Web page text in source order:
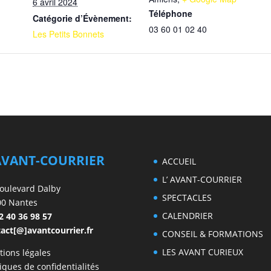
Catégorie d’Évènement:
Les Petits Bonnets
Téléphone
03 60 01 02 40
COURRIER
Dalby
Nantes
40 36 98 57
légales
de confidentialités
ACCUEIL
L’ AVANT-COURRIER
SPECTACLES
CALENDRIER
CONSEIL & FORMATIONS
LES AVANT CURIEUX